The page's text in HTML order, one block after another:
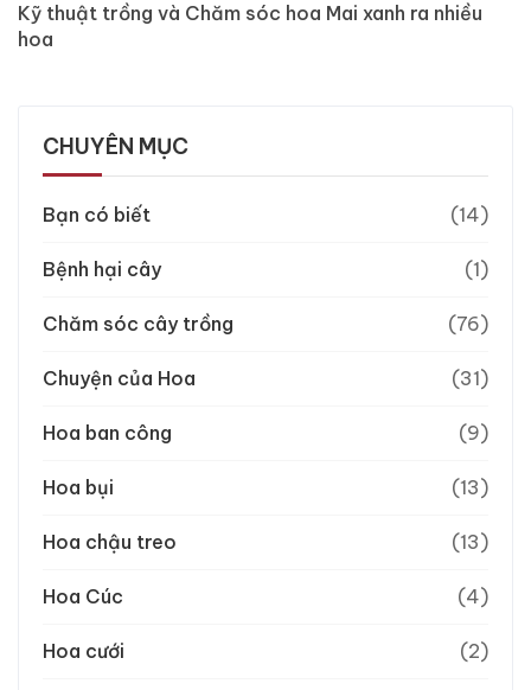
Kỹ thuật trồng và Chăm sóc hoa Mai xanh ra nhiều
hoa
CHUYÊN MỤC
Bạn có biết (14)
Bệnh hại cây (1)
Chăm sóc cây trồng (76)
Chuyện của Hoa (31)
Hoa ban công (9)
Hoa bụi (13)
Hoa chậu treo (13)
Hoa Cúc (4)
Hoa cưới (2)